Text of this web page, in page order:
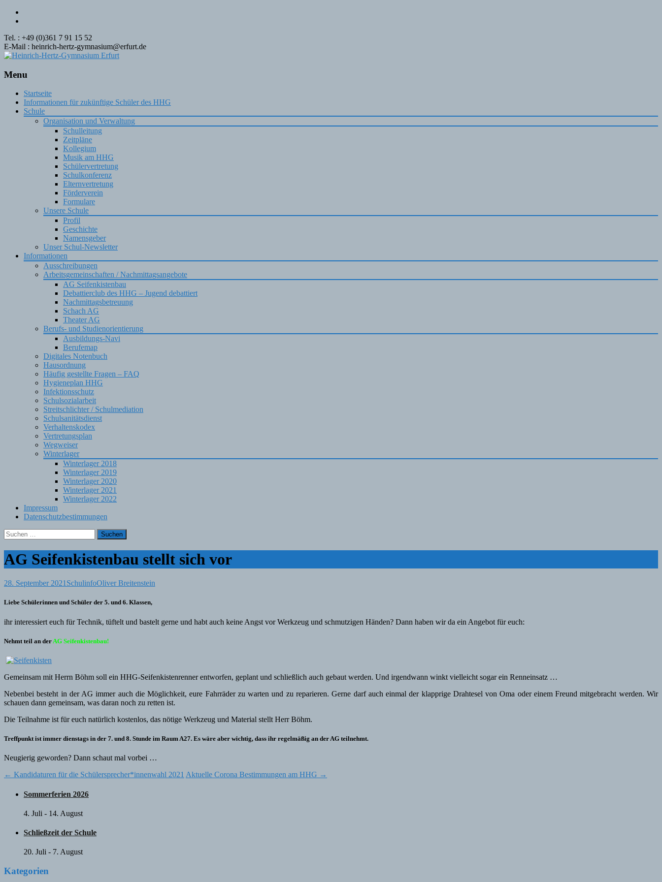
Tel. : +49 (0)361 7 91 15 52
E-Mail : heinrich-hertz-gymnasium@erfurt.de
Menu
Skip
content
Startseite
Informationen für zukünftige Schüler des HHG
Schule
Organisation und Verwaltung
Schulleitung
Zeitpläne
Kollegium
Musik am HHG
Schülervertretung
Schulkonferenz
Elternvertretung
Förderverein
Formulare
Unsere Schule
Profil
Geschichte
Namensgeber
Unser Schul-Newsletter
Informationen
Ausschreibungen
Arbeitsgemeinschaften / Nachmittagsangebote
AG Seifenkistenbau
Debattierclub des HHG – Jugend debattiert
Nachmittagsbetreuung
Schach AG
Theater AG
Berufs- und Studienorientierung
Ausbildungs-Navi
Berufemap
Digitales Notenbuch
Hausordnung
Häufig gestellte Fragen – FAQ
Hygieneplan HHG
Infektionsschutz
Schulsozialarbeit
Streitschlichter / Schulmediation
Schulsanitätsdienst
Verhaltenskodex
Vertretungsplan
Wegweiser
Winterlager
Winterlager 2018
Winterlager 2019
Winterlager 2020
Winterlager 2021
Winterlager 2022
Impressum
Datenschutzbestimmungen
Suchen
nach:
AG Seifenkistenbau stellt sich vor
28. September 2021 SchulinfoOliver Breitenstein
Liebe Schülerinnen und Schüler der 5. und 6. Klassen,
ihr interessiert euch für Technik, tüftelt und bastelt gerne und habt auch keine Angst vor Werkzeug und schmutzigen Händen? Dann haben wir da ein Angebot für euch:
Nehmt teil an der AG Seifenkistenbau!
Gemeinsam mit Herrn Böhm soll ein HHG-Seifenkistenrenner entworfen, geplant und schließlich auch gebaut werden. Und irgendwann winkt vielleicht sogar ein Renneinsatz …
Nebenbei besteht in der AG immer auch die Möglichkeit, eure Fahrräder zu warten und zu reparieren. Gerne darf auch einmal der klapprige Drahtesel von Oma oder einem Freund mitgebracht werden. Wir
schauen dann gemeinsam, was daran noch zu retten ist.
Die Teilnahme ist für euch natürlich kostenlos, das nötige Werkzeug und Material stellt Herr Böhm.
Treffpunkt ist immer dienstags in der 7. und 8. Stunde im Raum A27. Es wäre aber wichtig, dass ihr regelmäßig an der AG teilnehmt.
Neugierig geworden? Dann schaut mal vorbei …
Post
navigation
← Kandidaturen für die Schülersprecher*innenwahl 2021 Aktuelle Corona Bestimmungen am HHG →
Sommerferien 2026
4. Juli - 14. August
Schließzeit der Schule
20. Juli - 7. August
Kategorien